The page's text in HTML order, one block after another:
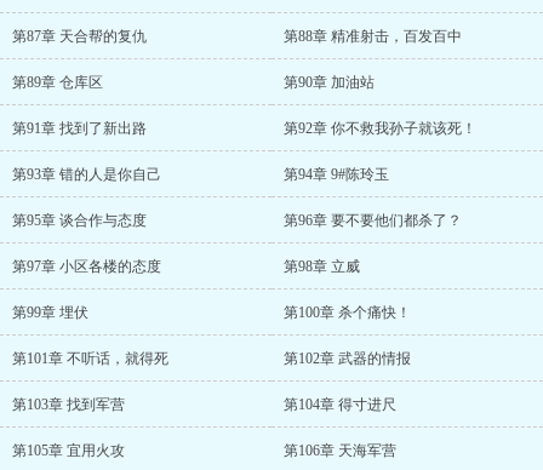
第87章 天合帮的复仇 第88章 精准射击，百发百中
第89章 仓库区 第90章 加油站
第91章 找到了新出路 第92章 你不救我孙子就该死！
第93章 错的人是你自己 第94章 9#陈玲玉
第95章 谈合作与态度 第96章 要不要他们都杀了？
第97章 小区各楼的态度 第98章 立威
第99章 埋伏 第100章 杀个痛快！
第101章 不听话，就得死 第102章 武器的情报
第103章 找到军营 第104章 得寸进尺
第105章 宜用火攻 第106章 天海军营